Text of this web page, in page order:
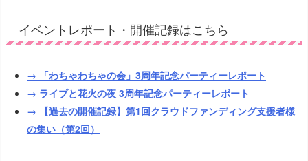
イベントレポート・開催記録はこちら
→ 「わちゃわちゃの会」3周年記念パーティーレポート
→ ライブと花火の夜 3周年記念パーティーレポート
→ 【過去の開催記録】第1回クラウドファンディング支援者様
の集い（第2回）